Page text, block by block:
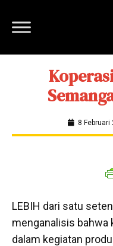
8 Februari
LEBIH dari satu
menganalisis bahwa
dalam kegiatan